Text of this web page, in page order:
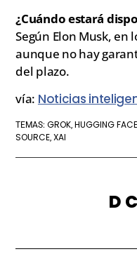
¿Cuándo estará
Según Elon Musk, en
aunque no hay
del plazo.
vía: Noticias
TEMAS:GROK,HUGGING
SOURCE,XAI
D